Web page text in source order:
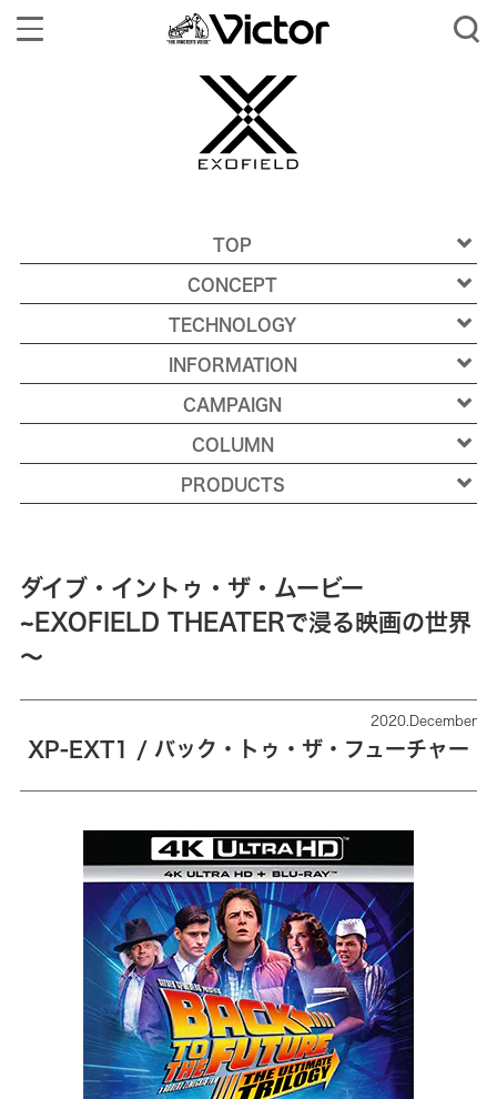
Toggle
navigation
TOP
CONCEPT
TECHNOLOGY
INFORMATION
CAMPAIGN
COLUMN
PRODUCTS
ダイブ・イントゥ・ザ・ムービー
~EXOFIELD THEATERで浸る映画の世界
～
2020.December
XP-EXT1 / バック・トゥ・ザ・フューチャー